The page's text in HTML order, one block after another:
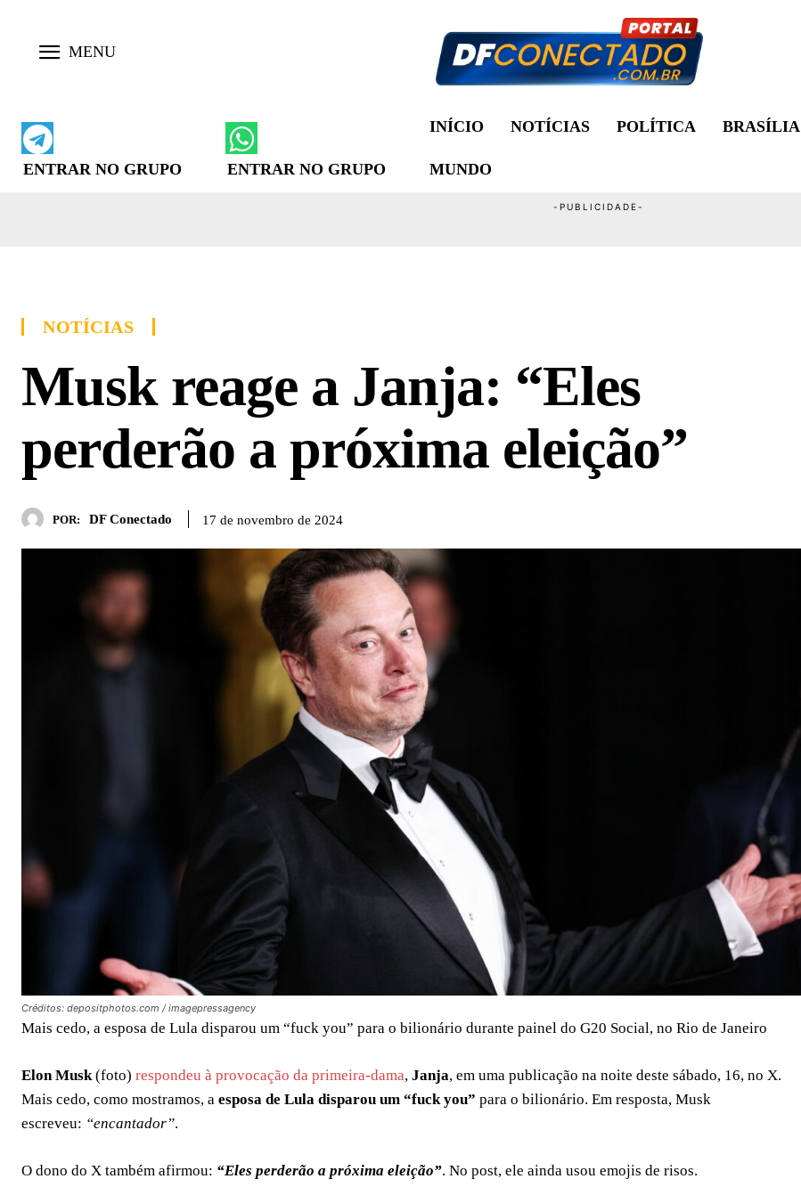
ENTRAR NO GRUPO ENTRAR NO GRUPO
INÍCIO NOTÍCIAS POLÍTICA BRASÍLIA
MUNDO
NOTÍCIAS
Musk reage a Janja: “Eles
perderão a próxima eleição”
POR: DF Conectado 17 de novembro de 2024
Créditos: depositphotos.com / imagepressagency
Mais cedo, a esposa de Lula disparou um “fuck you” para o bilionário durante painel do G20 Social, no Rio de Janeiro
Elon Musk(foto) respondeu à provocação da primeira-dama, Janja, em uma publicação na noite deste sábado, 16, no X.
Mais cedo, como mostramos, a esposa de Lula disparou um “fuck you” para o bilionário. Em resposta, Musk
escreveu: “encantador”.
O dono do X também afirmou: “Eles perderão a próxima eleição”. No post, ele ainda usou emojis de risos.